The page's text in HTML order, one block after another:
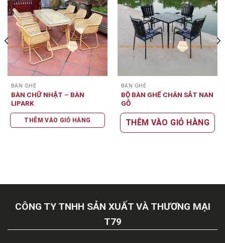
BÀN GHẾ
BÀN CHỮ NHẬT – BÀN
LIPARK
THÊM VÀO GIỎ HÀNG
BÀN GHẾ
BỘ BÀN GHẾ CHÂN SẮT NAN
GỖ
THÊM VÀO GIỎ HÀNG
CÔNG TY TNHH SẢN XUẤT VÀ THƯƠNG MẠI
T79